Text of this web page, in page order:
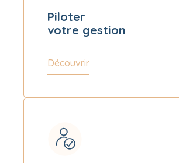
Piloter
votre gestion
Découvrir